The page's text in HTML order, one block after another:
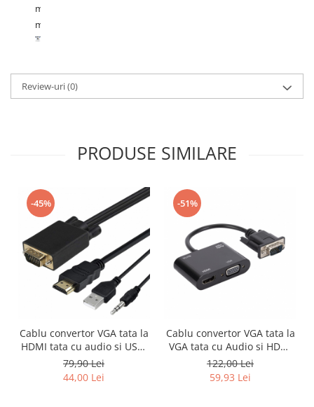
m
m
Review-uri(0)
PRODUSE SIMILARE
-45%
Cablu convertor VGA tata la
HDMI tata cu audio si USB,
1.8m, negru
79,90 Lei
44,00 Lei
-51%
Cablu convertor VGA tata la
VGA tata cu Audio si HDMI
mama, pentru monitoare si
proiectoare, HOPE R
122,00 Lei
59,93 Lei